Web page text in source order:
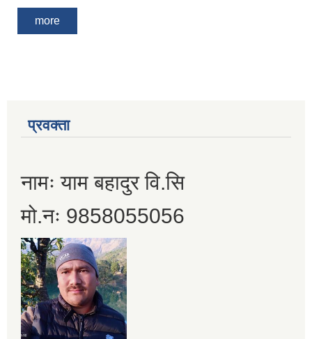
more
प्रवक्ता
नामः याम बहादुर वि.सि
मो.नः 9858055056